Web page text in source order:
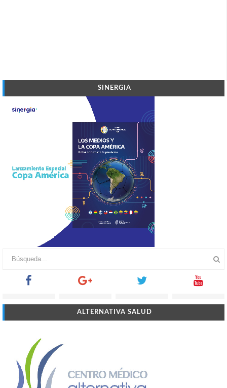
SINERGIA
ALTERNATIVA SALUD